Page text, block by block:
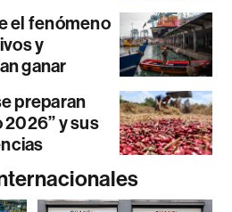
el fenómeno
y
ganar
preparan
2026” y sus